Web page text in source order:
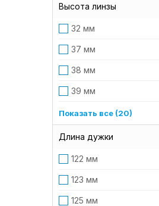
Высота линзы
32 мм
37 мм
38 мм
39 мм
40 мм
43 мм
44 мм
45 мм
Показать все (20)
Длина дужки
122 мм
123 мм
125 мм